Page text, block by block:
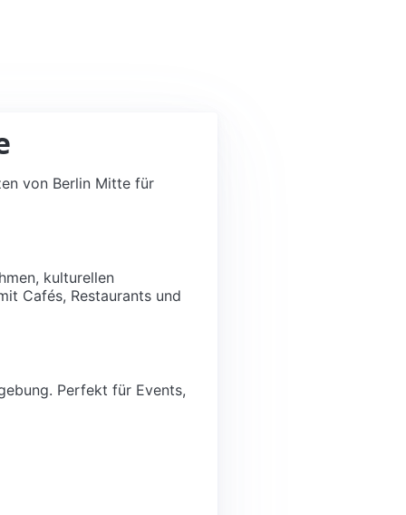
von Berlin Mitte für
kulturellen
Cafés, Restaurants und
Perfekt für Events,